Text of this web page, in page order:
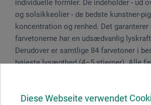
Diese Webseite verwendet
individuelle formler. De indeholder - ud
og solsikkeolier - de bedste kunstner-
koncentration og renhed. Det garanterer
farvetonerne har en udsædvanlig
Derudover er samtlige 84 farvetoner i
højeste lysægthed (4–5 stjerner). Alle
råstofferne udfolder sig optimalt i den